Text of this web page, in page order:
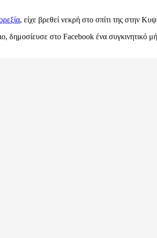
, είχε βρεθεί νεκρή στο σπίτι της στην
δημοσίευσε στο Facebook ένα συγκινητικό